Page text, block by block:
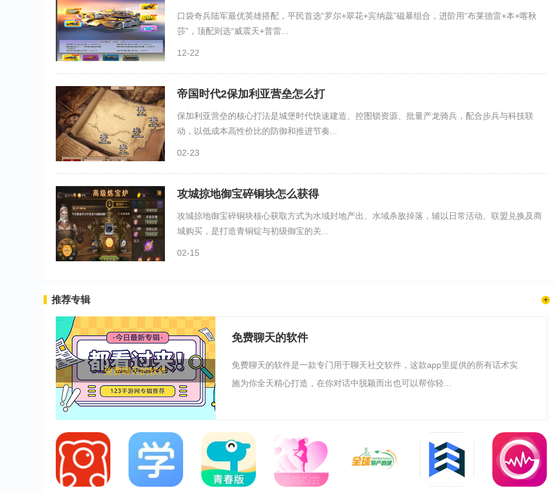
口袋奇兵陆军最优英雄搭配，平民首选“罗尔+翠花+宾纳蕊”磁暴组合，进阶用“布莱德雷+本+喀秋
莎”，顶配则选“威震天+普雷...
12-22
帝国时代2保加利亚营垒怎么打
保加利亚营垒的核心打法是城堡时代快速建造、控图锁资源、批量产龙骑兵，配合步兵与科技联
动，以低成本高性价比的防御和推进节奏...
02-23
攻城掠地御宝碎铜块怎么获得
攻城掠地御宝碎铜块核心获取方式为水域封地产出、水域杀敌掉落，辅以日常活动、联盟兑换及商
城购买，是打造青铜锭与初级御宝的关...
02-15
推荐专辑
免费聊天的软件
免费聊天的软件
免费聊天的软件是一款专门用于聊天社交软件，这款app里提供的所有话术实
施为你全天精心打造，在你对话中脱颖而出也可以帮你轻...